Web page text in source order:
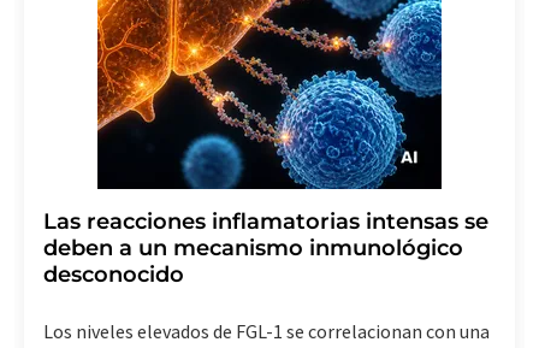
Las reacciones inflamatorias intensas se
deben a un mecanismo inmunológico
desconocido
Los niveles elevados de FGL-1 se correlacionan con una